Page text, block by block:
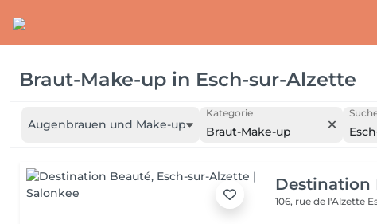
Braut-Make-up in Esch-sur-Alzette
Augenbrauen und Make-up
Kategorie
Braut-Make-up
Destination
106, rue de l'Alzette